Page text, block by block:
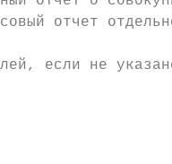
отчет
если не